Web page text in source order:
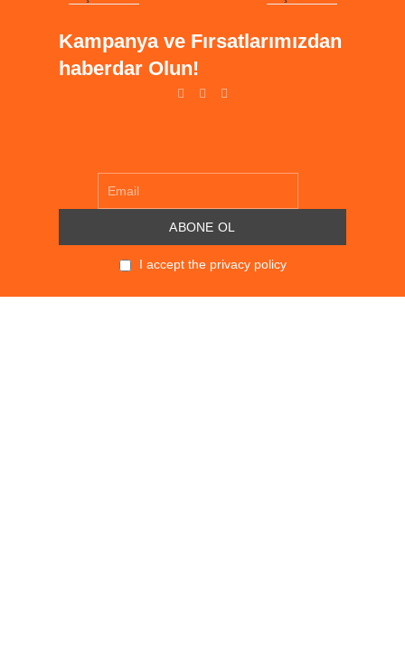
₺10.110,10.
₺8.088,08.
₺3.626,87.
Kampanya ve Fırsatlarımızdan
haberdar Olun!
I accept the privacy policy